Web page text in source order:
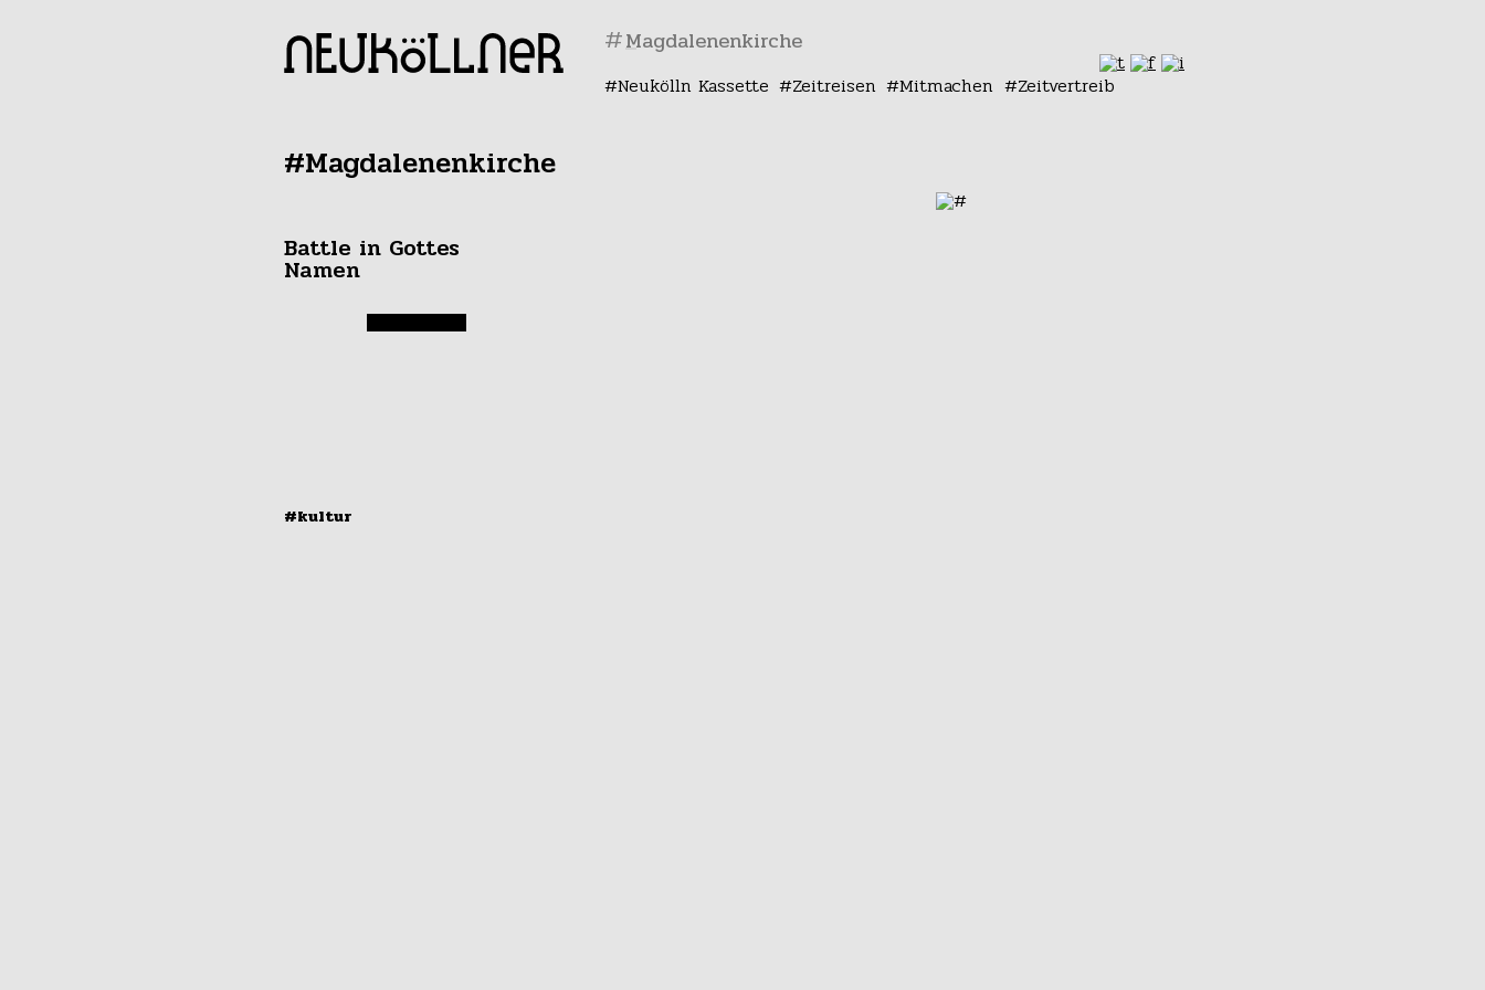
#
Neukölln Kassette Zeitreisen Mitmachen Zeitvertreib
#Magdalenenkirche
Battle in Gottes
Namen
#kultur